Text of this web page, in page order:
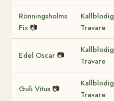
Rönningsholms
Fix 📷
Kallblodig
Travare
Edel Oscar 📷
Kallblodig
Travare
Guli Vitus 📷
Kallblodig
Travare